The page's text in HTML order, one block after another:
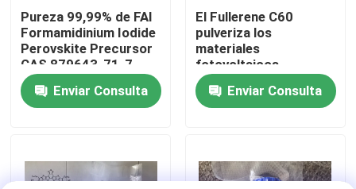
Éntrenos en contacto con
Pida una cita
Material de revestimiento de goma
Pureza 99,99% de FAI
Formamidinium Iodide
Perovskite Precursor
CAS 879643-71-7
Enviar Consulta
El Fullerene C60
pulveriza los
materiales
fotovoltaicos
orgánicos CAS
99685-96-8
Enviar Consulta